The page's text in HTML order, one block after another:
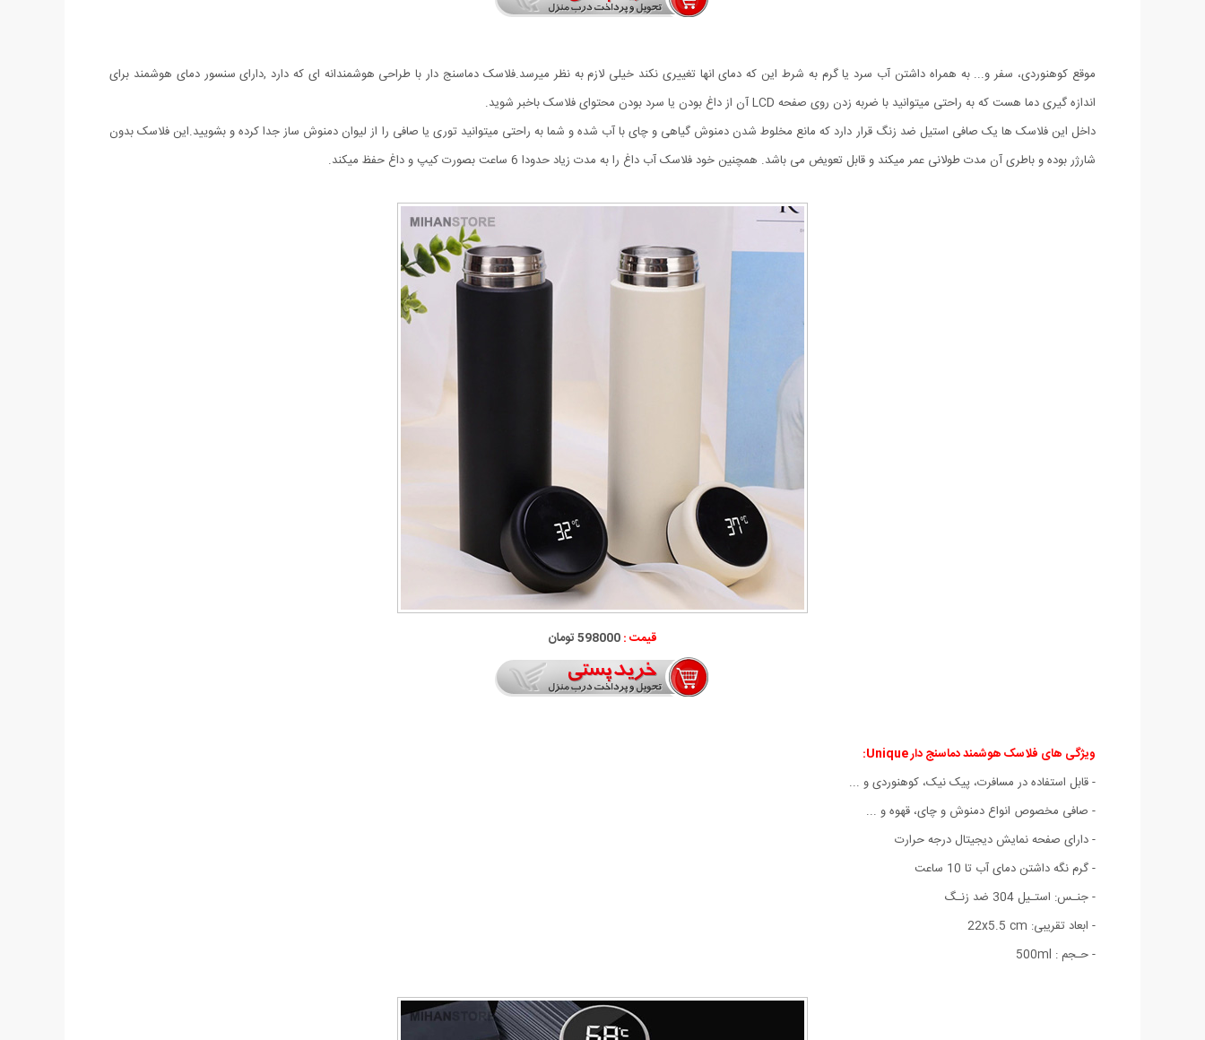
موقع کوهنوردی، سفر و... به همراه داشتن آب سرد یا گرم به شرط این که دمای انها تغییری نکند خیلی لازم به نظر میرسد.فلاسک دماسنج دار با طراحی هوشمندانه ای که دارد ,دارای سنسور دمای هوشمند برای
اندازه گیری دما هست که به راحتی میتوانید با ضربه زدن روی صفحه LCD آن از داغ بودن یا سرد بودن محتوای فلاسک باخبر شوید.
داخل این فلاسک ها یک صافی استیل ضد زنگ قرار دارد که مانع مخلوط شدن دمنوش گیاهی و چای با آب شده و شما به راحتی میتوانید توری یا صافی را از لیوان دمنوش ساز جدا کرده و بشویید.این فلاسک بدون
شارژر بوده و باطری آن مدت طولانی عمر میکند و قابل تعویض می باشد. همچنین خود فلاسک آب داغ را به مدت زیاد حدودا 6 ساعت بصورت کیپ و داغ حفظ میکند.
قیمت :598000 تومان
ویژگی های فلاسک هوشمند دماسنج دار Unique:
- قابل استفاده در مسافرت، پیک نیک، کوهنوردی و ...
- صافی مخصوص انواع دمنوش و چای، قهوه و ...
- دارای صفحه نمایش دیجیتال درجه حرارت
- گرم نگه داشتن دمای آب تا 10 ساعت
- جنـس: استـیل 304 ضد زنـگ
- ابعاد تقریبی: 22x5.5 cm
- حـجم : 500ml